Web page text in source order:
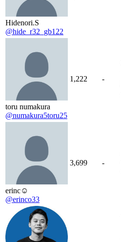
Hidenori.S
@hide_r32_gb122
toru numakura
@numakura5toru25
1,222 -
erinc☺︎︎
@erinco33
3,699 -